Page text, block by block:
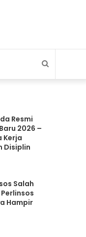
Search
Resmi
2026 –
Kerja
Disiplin
Salah
Hampir